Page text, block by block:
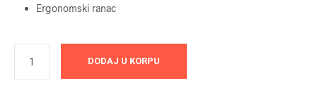
Ergonomski ranac
DODAJ U KORPU